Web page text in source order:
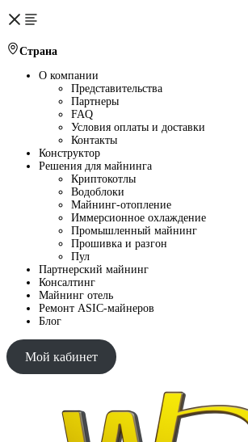
Страна
О компании
Представительства
Партнеры
FAQ
Условия оплаты и доставки
Контакты
Конструктор
Решения для майнинга
Криптокотлы
Водоблоки
Майнинг-отопление
Иммерсионное охлаждение
Промышленный майнинг
Прошивка и разгон
Пул
Партнерский майнинг
Консалтинг
Майнинг отель
Ремонт ASIC-майнеров
Блог
Мой кабинет